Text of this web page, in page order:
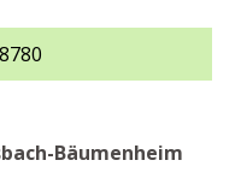
Bäumenheim